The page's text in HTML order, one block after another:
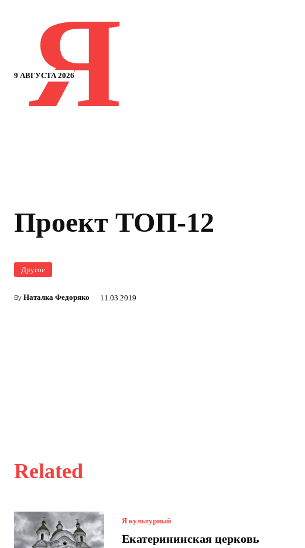
9 АВГУСТА 2026
Я
Проект ТОП-12
Другое
By Наталка Федоряко 11.03.2019
Related
Я культурный
Екатерининская церковь